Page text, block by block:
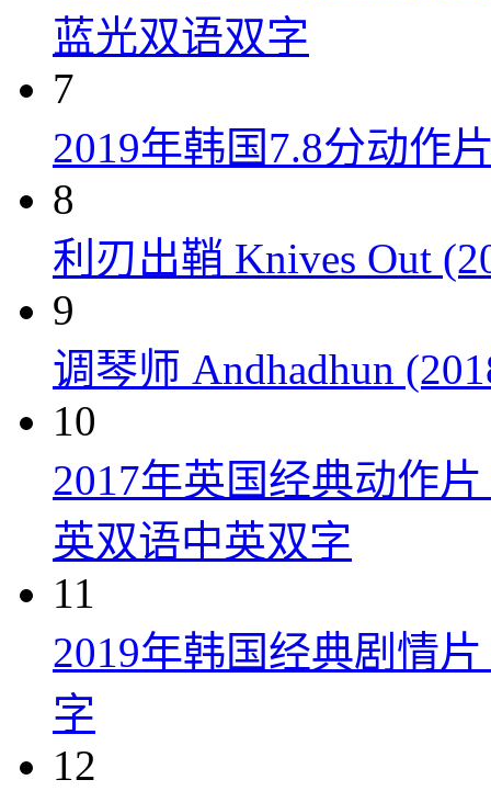
蓝光双语双字
7
2019年韩国7.8分动作
8
利刃出鞘 Knives Out
9
调琴师 Andhadhun
10
2017年英国经典动作
英双语中英双字
11
2019年韩国经典剧情
字
12